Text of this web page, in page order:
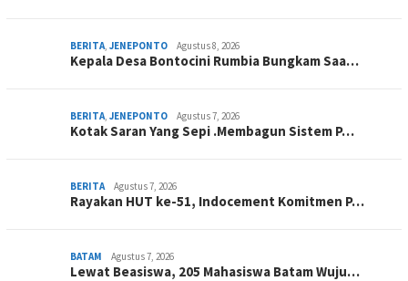
BERITA, JENEPONTO Agustus 8, 2026
Kepala Desa Bontocini Rumbia Bungkam Saa…
BERITA, JENEPONTO Agustus 7, 2026
Kotak Saran Yang Sepi .Membagun Sistem P…
BERITA Agustus 7, 2026
Rayakan HUT ke-51, Indocement Komitmen P…
BATAM Agustus 7, 2026
Lewat Beasiswa, 205 Mahasiswa Batam Wuju…